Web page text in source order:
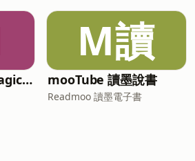
星星寶貝聽故事 Magic Chinese Stories for Kids
M讀
mooTube 讀墨說書
Readmoo 讀墨電子書